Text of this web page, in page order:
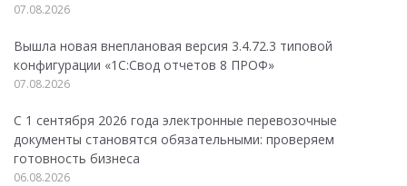
07.08.2026
Вышла новая внеплановая версия 3.4.72.3 типовой
конфигурации «1C:Свод отчетов 8 ПРОФ»
07.08.2026
С 1 сентября 2026 года электронные перевозочные
документы становятся обязательными: проверяем
готовность бизнеса
06.08.2026